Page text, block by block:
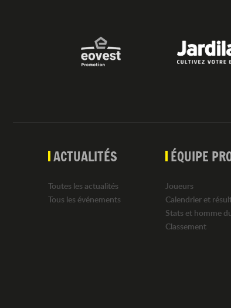
ACTUALITÉS
Toutes les actualités
Tous les événements
ÉQUIPE
Joueurs
Calendrier et
Stats et homme
Classement